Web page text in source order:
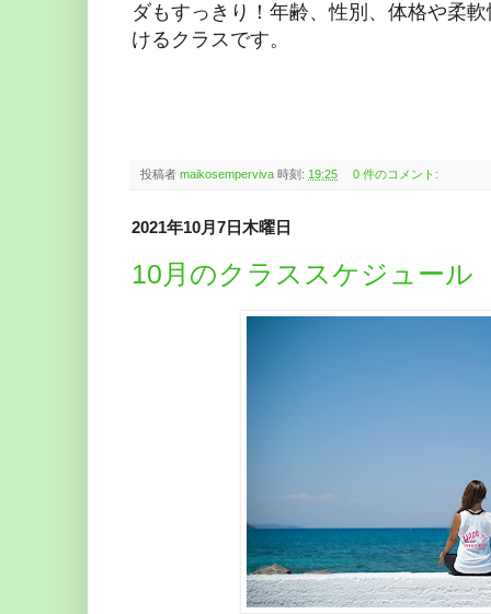
ダもすっきり！年齢、性別、体格や柔
けるクラスです。
投稿者 maikosemperviva 時刻: 19:25 0 件のコメント:
2021年10月7日木曜日
10月のクラススケジュール